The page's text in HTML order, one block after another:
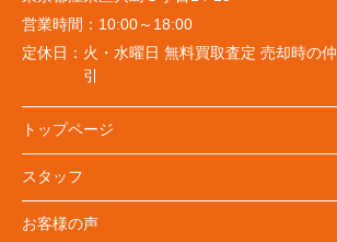
営業時間： 10:00～18:00
定休日： 火・水曜日 無料買取査定 売却時の
引
トップページ
スタッフ
お客様の声